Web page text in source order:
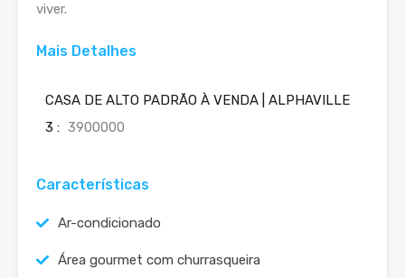
viver.
Mais Detalhes
CASA DE ALTO PADRÃO À VENDA | ALPHAVILLE
3 : 3900000
Características
Ar-condicionado
Área gourmet com churrasqueira